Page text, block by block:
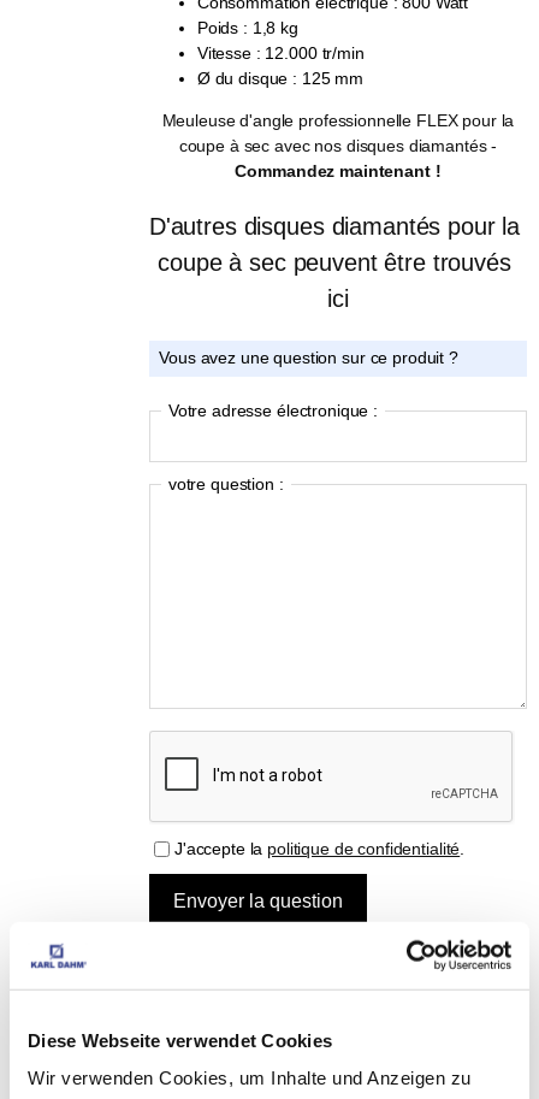
Diese Webseite verwendet Cookies
Wir verwenden Cookies, um Inhalte und Anzeigen zu
Poids : 1,8 kg
Vitesse : 12.000 tr/min
Ø du disque : 125 mm
Meuleuse d'angle professionnelle FLEX pour la
coupe à sec avec nos disques diamantés -
Commandez maintenant !
D'autres disques diamantés pour la
coupe à sec peuvent être trouvés
ici
Vous avez une question sur ce produit ?
Votre adresse électronique :
votre question :
J'accepte la politique de confidentialité
ADAPTÉS